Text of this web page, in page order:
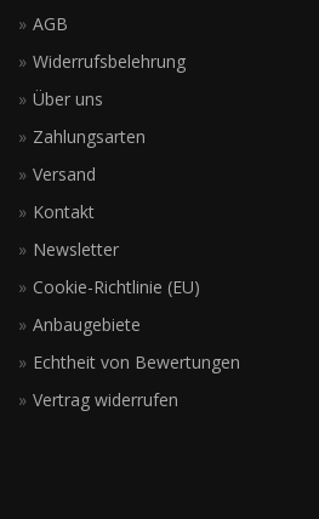
AGB
Widerrufsbelehrung
Über uns
Zahlungsarten
Versand
Kontakt
Newsletter
Cookie-Richtlinie (EU)
Anbaugebiete
Echtheit von Bewertungen
Vertrag widerrufen